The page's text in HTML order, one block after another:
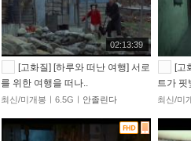
02:13:39
[고화질] [하루와 떠난 여행] 서로
를 위한 여행을 떠나..
최신/미개봉ㅣ6.5Gㅣ 안졸린다
[고
트가 핏
최신/미